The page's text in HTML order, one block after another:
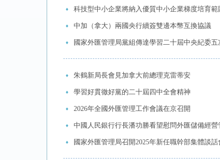
科技型中小企業將納入優質中小企業梯度培育範
中加（拿大）兩國央行續簽雙邊本幣互換協議
國家外匯管理局黨組傳達學習二十屆中央紀委五
朱鶴新局長會見加拿大前總理克雷蒂安
學習好貫徹好黨的二十屆四中全會精神
2026年全國外匯管理工作會議在京召開
中國人民銀行行長潘功勝看望慰問外匯儲備經營
國家外匯管理局召開2025年新任職幹部集體談話